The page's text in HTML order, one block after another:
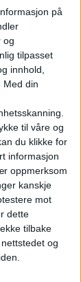
på
og
tilpasset
innhold,
Med din
til våre og
du klikke for
informasjon
oppmerksom
kanskje
mot
dette
tilbake
og
poeng
- 52,3